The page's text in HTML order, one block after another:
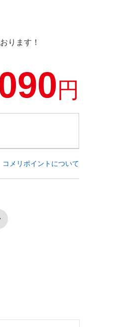
ります！
円
コメリポイントについて